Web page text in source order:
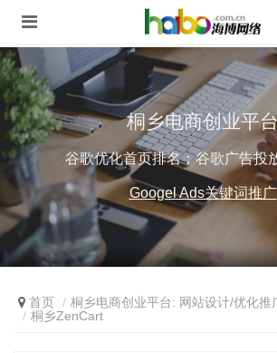
桐乡电商创业平
谷歌优化首页排名；谷歌广告投
Googel Ads关键词推广
首页 桐乡电商创业平台: 网站设计/优化推
桐乡ZenCart